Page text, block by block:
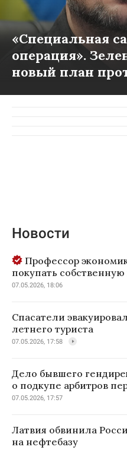
«Специальная
операция».
новый план
Новости
Профессор
покупать собственную
07.05.2026, 18:06
Спасатели
летнего туриста
07.05.2026, 17:58
Дело бывшего
о подкупе арбитров
07.05.2026, 17:57
Латвия обвинила
на нефтебазу